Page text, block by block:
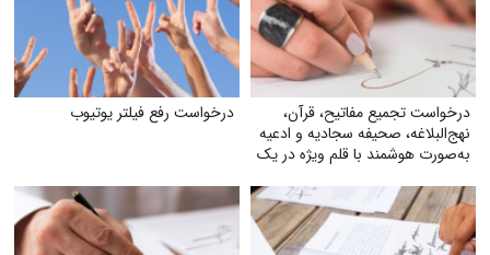
درخواست تجمیع مفاتیح، قرآن،
نهج‌البلاغه، صحیفه سجادیه و ادعیه
به‌صورت هوشمند با قلم ویژه در یک
درخواست رفع فیلتر یوتیوب